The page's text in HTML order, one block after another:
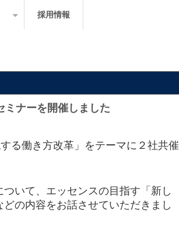
採用情報
ミナーを開催しました
る働き方改革」をテーマに２社共催
いて、エッセンスの目指す「新し
の内容をお話させていただきまし